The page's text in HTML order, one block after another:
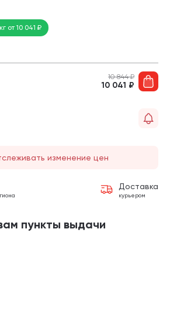
от 10 041₽
10 844₽
10 041 ₽
изменение цен
Доставка
курьером
пункты выдачи